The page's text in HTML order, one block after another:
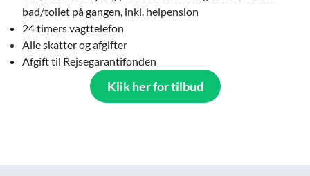
bad/toilet på gangen, inkl. helpension
24 timers vagttelefon
Alle skatter og afgifter
Afgift til Rejsegarantifonden
Klik her for tilbud